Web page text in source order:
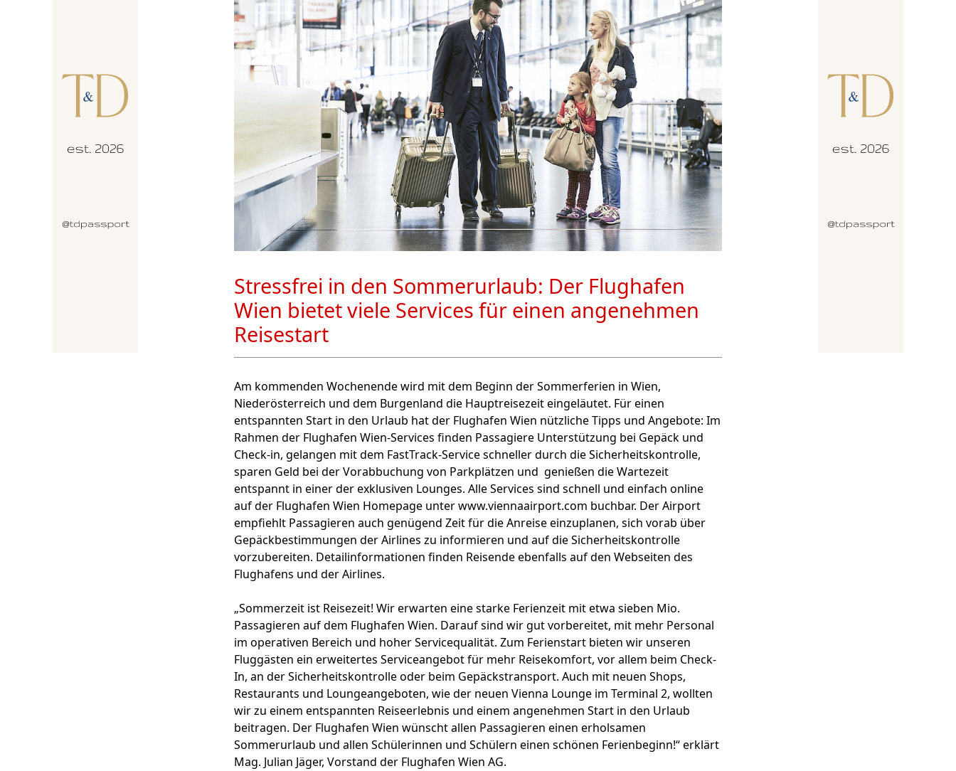
Stressfrei in den Sommerurlaub: Der Flughafen
Wien bietet viele Services für einen angenehmen
Reisestart
Am kommenden Wochenende wird mit dem Beginn der Sommerferien in Wien,
Niederösterreich und dem Burgenland die Hauptreisezeit eingeläutet. Für einen
entspannten Start in den Urlaub hat der Flughafen Wien nützliche Tipps und Angebote: Im
Rahmen der Flughafen Wien-Services finden Passagiere Unterstützung bei Gepäck und
Check-in, gelangen mit dem FastTrack-Service schneller durch die Sicherheitskontrolle,
sparen Geld bei der Vorabbuchung von Parkplätzen und genießen die Wartezeit
entspannt in einer der exklusiven Lounges. Alle Services sind schnell und einfach online
auf der Flughafen Wien Homepage unter www.viennaairport.com buchbar. Der Airport
empfiehlt Passagieren auch genügend Zeit für die Anreise einzuplanen, sich vorab über
Gepäckbestimmungen der Airlines zu informieren und auf die Sicherheitskontrolle
vorzubereiten. Detailinformationen finden Reisende ebenfalls auf den Webseiten des
Flughafens und der Airlines.
„Sommerzeit ist Reisezeit! Wir erwarten eine starke Ferienzeit mit etwa sieben Mio.
Passagieren auf dem Flughafen Wien. Darauf sind wir gut vorbereitet, mit mehr Personal
im operativen Bereich und hoher Servicequalität. Zum Ferienstart bieten wir unseren
Fluggästen ein erweitertes Serviceangebot für mehr Reisekomfort, vor allem beim Check-
In, an der Sicherheitskontrolle oder beim Gepäckstransport. Auch mit neuen Shops,
Restaurants und Loungeangeboten, wie der neuen Vienna Lounge im Terminal 2, wollten
wir zu einem entspannten Reiseerlebnis und einem angenehmen Start in den Urlaub
beitragen. Der Flughafen Wien wünscht allen Passagieren einen erholsamen
Sommerurlaub und allen Schülerinnen und Schülern einen schönen Ferienbeginn!“ erklärt
Mag. Julian Jäger, Vorstand der Flughafen Wien AG.